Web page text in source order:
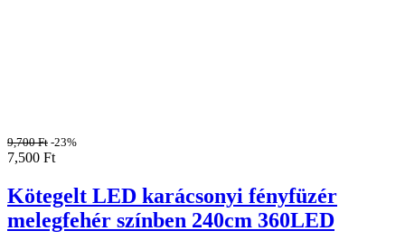
9,700Ft -23%
7,500 Ft
Kötegelt LED karácsonyi fényfüzér
melegfehér színben 240cm 360LED